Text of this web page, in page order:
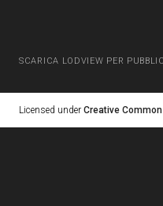
SCARICA LODVIEW PER
Licensed under Creative